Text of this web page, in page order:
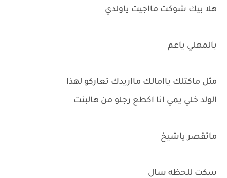
هلا بيك شوكت مااجيت ياولدي
بالمهلي ياعم
مثل ماكتلك ياامالك مااريدك تعاركو لهذا
الولد خلي يمي انا اكطع رجلو من هالبنت
ماتقصر ياشيخ
سكت للحظه سال